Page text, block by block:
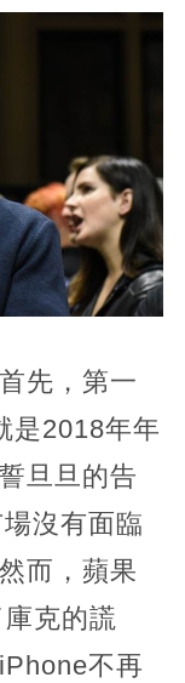
先，第一
是2018年年
旦旦的告
沒有面臨
而，蘋果
克的謊
不再